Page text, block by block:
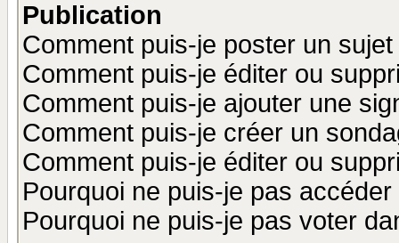
Publication
Comment puis-je poster un
Comment puis-je éditer ou
Comment puis-je ajouter une
Comment puis-je créer un
Comment puis-je éditer ou
Pourquoi ne puis-je pas
Pourquoi ne puis-je pas voter